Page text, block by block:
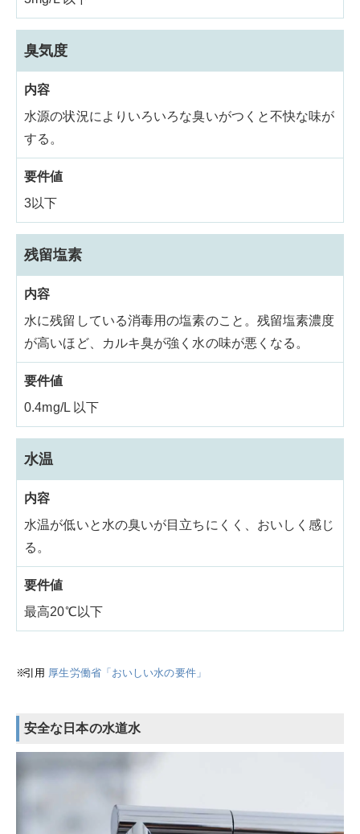
臭気度
水源の状況によりいろいろな臭いがつくと不快な味が
する。
3以下
残留塩素
水に残留している消毒用の塩素のこと。残留塩素濃度
が高いほど、カルキ臭が強く水の味が悪くなる。
0.4mg/L 以下
水温
水温が低いと水の臭いが目立ちにくく、おいしく感じ
る。
最高20℃以下
引用 厚生労働省「おいしい水の要件」
安全な日本の水道水